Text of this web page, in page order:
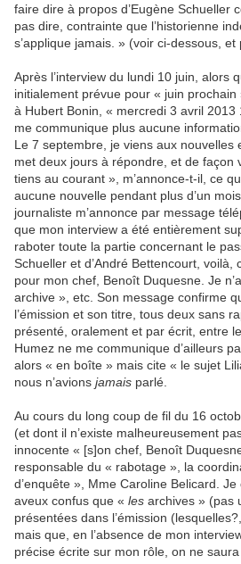
faire dire à propos d’Eugène Schueller
pas dire, contrainte que l’historienne
s’applique jamais. » (voir ci-dessous, et
Après l’interview du lundi 10 juin, alors
initialement prévue pour « juin
à Hubert Bonin, « mercredi 3 avril
me communique plus aucune
Le 7 septembre, je viens aux nouvelles
met deux jours à répondre, et de façon
tiens au courant », m’annonce-t-il, ce
aucune nouvelle pendant plus d’un
journaliste m’annonce par message
que mon interview a été entièrement
raboter toute la partie concernant le
Schueller et d’André Bettencourt, voilà,
pour mon chef, Benoît Duquesne. Je
archive », etc. Son message confirme
l’émission et son titre, tous deux sans
présenté, oralement et par écrit, entre
Humez ne me communique d’ailleurs
alors « en boîte » mais cite « le sujet
nous n’avions jamais parlé.
Au cours du long coup de fil du 16
(et dont il n’existe malheureusement
innocente « [s]on chef, Benoît
responsable du « rabotage », la
d’enquête », Mme Caroline Belicard.
aveux confus que « les archives » (pas
présentées dans l’émission
mais que, en l’absence de mon
précise écrite sur mon rôle, on ne